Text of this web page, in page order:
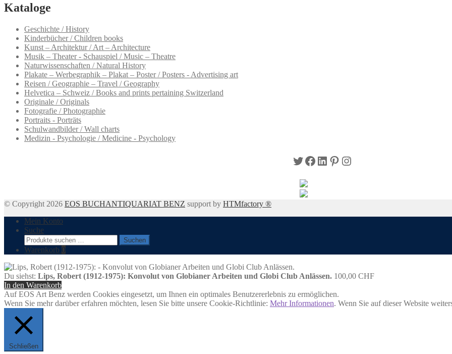
Kataloge
Geschichte / History
Kinderbücher / Children books
Kunst – Architektur / Art – Architecture
Musik – Theater - Schauspiel / Music – Theatre
Naturwissenschaften / Natural History
Plakate – Werbegraphik – Plakat – Poster / Posters - Advertising art
Reisen / Geographie – Travel / Geography
Helvetica – Schweiz / Books and prints pertaining Switzerland
Originale / Originals
Fotografie / Photographie
Portraits - Porträts
Schulwandbilder / Wall charts
Medizin - Psychologie / Medicine - Psychology
Twitter
Facebook
LinkedIn
Pinterest
Instagram
© Copyright 2026 EOS BUCHANTIQUARIAT BENZ support by HTMfactory ®
Mein Konto
Suche
Suchen
nach:
Suchen
Warenkorb 0
Du siehst: Lips, Robert (1912-1975): Konvolut von Globianer Arbeiten und Globi Club Anlässen. 100,00 CHF
In den Warenkorb
Auf EOS Art Benz werden Cookies eingesetzt, um Ihnen ein optimales Benutzererlebnis zu ermöglichen.
Wenn Sie mehr darüber erfahren möchten, lesen Sie bitte unsere Cookie-Richtlinie: Mehr Informationen. Wenn Sie auf dieser Website
Schließen